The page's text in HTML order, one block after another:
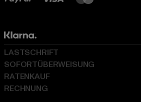
LASTSCHRIFT
SOFORTÜBERWEISUNG
RATENKAUF
RECHNUNG